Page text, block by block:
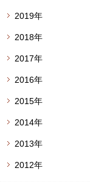
2019年
2018年
2017年
2016年
2015年
2014年
2013年
2012年